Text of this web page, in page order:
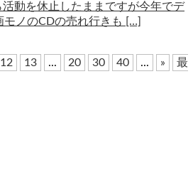
動を休止したままですが今年でデ
モノのCDの売れ行きも […]
12 13 ... 20 30 40 ... »
最